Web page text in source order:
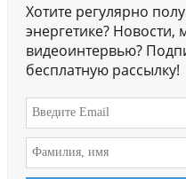
Хотите регулярно
энергетике? Новости,
видеоинтервью?
бесплатную рассылку!